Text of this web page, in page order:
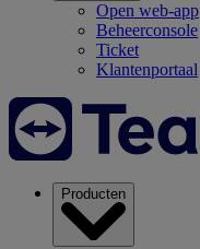
Open web-app
Beheerconsole
Ticket
Klantenportaal
Producten